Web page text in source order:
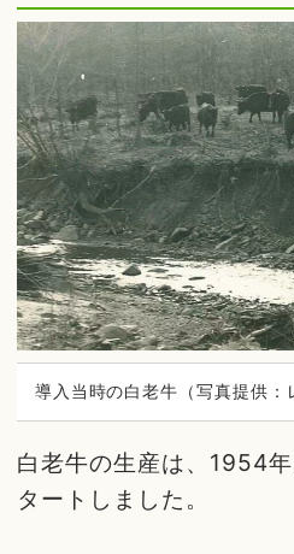
導入当時の白老牛（写真提供：
白老牛の生産は、1954
タートしました。